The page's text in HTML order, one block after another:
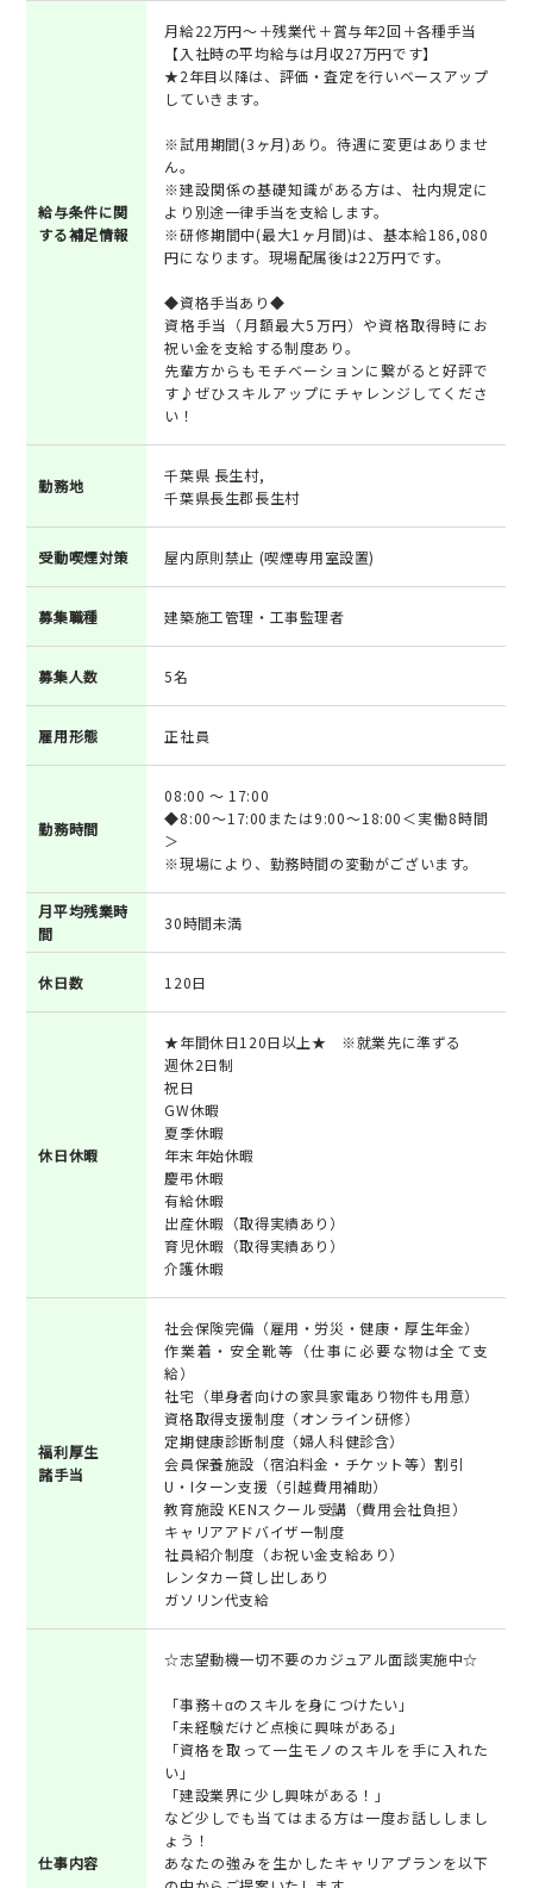
給与条件に関
する補足情報
月給22万円～＋残業代＋賞与年2回＋各種手当
【入社時の平均給与は月収27万円です】
★2年目以降は、評価・査定を行いベースアップ
していきます。
※試用期間(3ヶ月)あり。待遇に変更はありませ
ん。
※建設関係の基礎知識がある方は、社内規定に
より別途一律手当を支給します。
※研修期間中(最大1ヶ月間)は、基本給186,080
円になります。現場配属後は22万円です。
◆資格手当あり◆
資格手当（月額最大5万円）や資格取得時にお
祝い金を支給する制度あり。
先輩方からもモチベーションに繋がると好評で
す♪ぜひスキルアップにチャレンジしてくださ
い！
勤務地
千葉県 長生村,
千葉県長生郡長生村
受動喫煙対策 屋内原則禁止 (喫煙専用室設置)
募集職種 建築施工管理・工事監理者
募集人数 5名
雇用形態 正社員
勤務時間
08:00 ～ 17:00
◆8:00～17:00または9:00～18:00＜実働8時間
＞
※現場により、勤務時間の変動がございます。
月平均残業時
間
30時間未満
休日数 120日
休日休暇
★年間休日120日以上★ ※就業先に準ずる
週休2日制
祝日
GW休暇
夏季休暇
年末年始休暇
慶弔休暇
有給休暇
出産休暇（取得実績あり）
育児休暇（取得実績あり）
介護休暇
福利厚生
諸手当
社会保険完備（雇用・労災・健康・厚生年金）
作業着・安全靴等（仕事に必要な物は全て支
給）
社宅（単身者向けの家具家電あり物件も用意）
資格取得支援制度（オンライン研修）
定期健康診断制度（婦人科健診含）
会員保養施設（宿泊料金・チケット等）割引
U・Iターン支援（引越費用補助）
教育施設 KENスクール受講（費用会社負担）
キャリアアドバイザー制度
社員紹介制度（お祝い金支給あり）
レンタカー貸し出しあり
ガソリン代支給
仕事内容
☆志望動機一切不要のカジュアル面談実施中☆
「事務＋αのスキルを身につけたい」
「未経験だけど点検に興味がある」
「資格を取って一生モノのスキルを手に入れた
い」
「建設業界に少し興味がある！」
など少しでも当てはまる方は一度お話ししまし
ょう！
あなたの強みを生かしたキャリアプランを以下